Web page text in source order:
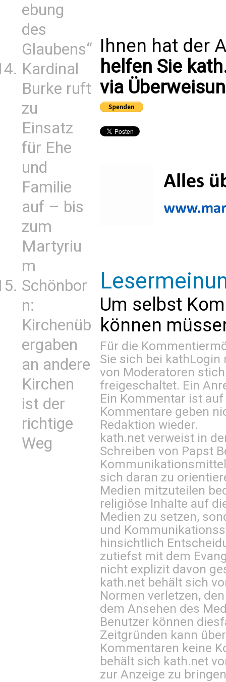
ebung
des
Glaubens“
Kardinal
Burke ruft
zu
Einsatz
für Ehe
und
Familie
auf – bis
zum
Martyriu
m
Schönbor
n:
Kirchenüb
ergaben
an andere
Kirchen
ist der
richtige
Weg
Ihnen hat der
helfen Sie
via
Um selbst
können
Für die
Sie sich bei kathLogin
von Moderatoren
freigeschaltet. Ein
Ein Kommentar ist
Kommentare geben
Redaktion wieder.
kath.net verweist in
Schreiben von Papst
sich daran zu
Medien mitzuteilen
religiöse Inhalte auf
Medien zu setzen,
und
hinsichtlich
zutiefst mit dem
nicht explizit davon
kath.net behält sich
Normen verletzen,
dem Ansehen des
Benutzer können
Zeitgründen kann
Kommentaren keine
behält sich kath.net
zur Anzeige zu